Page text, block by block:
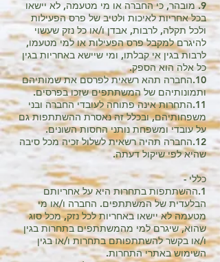
9. מובהר, כי החברה או מי מטעמה, לא יישאו
בכל אחריות לאיכות ולטיב של פרס הפעילות
ולכל תקלה, לרבות, אבדן ו/או כל נזק שעשוי
להיגרם למקבל פרס הפעילות או למי מטעמו,
לרבות בגין אי קבלתו, ומי שיישא באחריות בגין
כל אלה הוא הספק.
10.החברה תהא רשאית לפרסם את שמותיהם
ותמונותיהם של המשתתפים שזכו בפרסים.
11.התחרות אינה פתוחה לעובדי החברה ובני
משפחותיהם, ובכלל זה נאסרת ההשתתפות גם
על עובדי ומשפחת נותני החסות השונים.
12.החברה תהיה רשאית לשלול זכיה מכל סיבה
שהיא לפי שיקול דעתה.
כללי -
1.ההשתתפות בתחרות היא על אחריותם
הבלעדית של המשתתפים. החברה ו/או מי
מטעמה לא יישאו באחריות לכל נזק, מכל סוג
שהוא, שיגרם למי מהמשתתפים בתחרות בגין
ו/או בקשר להשתתפותם בתחרות ו/או בגין
השימוש באתרי התחרות.